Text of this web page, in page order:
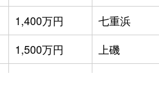
1,400万円 七重浜
1,500万円 上磯